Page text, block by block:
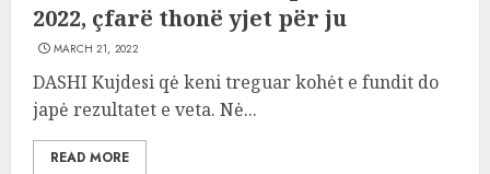
2022, çfarë thonë yjet për ju
MARCH 21, 2022
DASHI Kujdesi qė keni treguar kohėt e fundit do
japė rezultatet e veta. Nė...
READ MORE